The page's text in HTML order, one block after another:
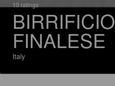
10 ratings
BIRRIFICIO
FINALESE
Italy